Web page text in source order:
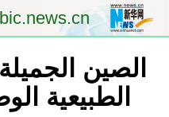
الصفحة الأولى
العالم
الصين
الطبيعية